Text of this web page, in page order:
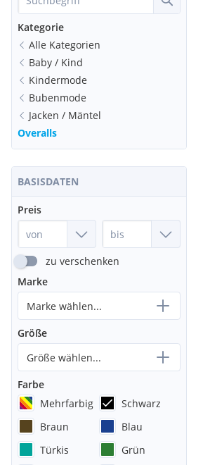
Kategorie
Alle Kategorien
Baby / Kind
Kindermode
Bubenmode
Jacken / Mäntel
Overalls
BASISDATEN
Preis
zu verschenken
Marke
Marke wählen...
Größe
Größe wählen...
Farbe
Mehrfarbig
Schwarz
Braun
Blau
Türkis
Grün